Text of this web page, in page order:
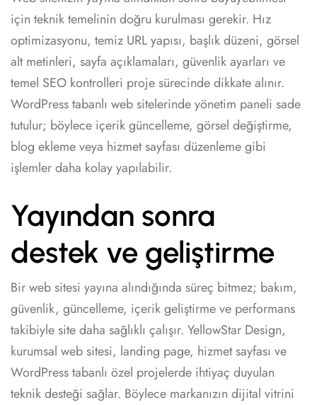
için teknik temelinin doğru kurulması gerekir. Hız
optimizasyonu, temiz URL yapısı, başlık düzeni, görsel
alt metinleri, sayfa açıklamaları, güvenlik ayarları ve
temel SEO kontrolleri proje sürecinde dikkate alınır.
WordPress tabanlı web sitelerinde yönetim paneli sade
tutulur; böylece içerik güncelleme, görsel değiştirme,
blog ekleme veya hizmet sayfası düzenleme gibi
işlemler daha kolay yapılabilir.
Yayından sonra
destek ve geliştirme
Bir web sitesi yayına alındığında süreç bitmez; bakım,
güvenlik, güncelleme, içerik geliştirme ve performans
takibiyle site daha sağlıklı çalışır. YellowStar Design,
kurumsal web sitesi, landing page, hizmet sayfası ve
WordPress tabanlı özel projelerde ihtiyaç duyulan
teknik desteği sağlar. Böylece markanızın dijital vitrini